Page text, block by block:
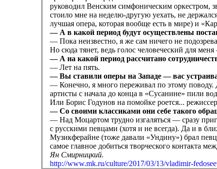
руководил Венским симфоническим оркестром,
стоило мне на неделю-другую уехать, не
лучшая опера, которая вообще есть в мире) и
— А в какой период будут осуществлены
— Пока неизвестно, я же сам ничего не
Но сюда тянет, ведь голос человеческий для
— А на какой период рассчитано
— Лет на пять.
— Вы ставили оперы на Западе — вас
— Конечно, я много переживал по этому поводу.
артисты с начала до конца в «Сусанине» пили
Или Борис Годунов на помойке роется...
— Cо своими классиками они себе такого
— Над Моцартом трудно изгаляться — сразу
с русскими певцами (хотя и не всегда). Да и в
Музикферайне (тоже давали «Ундину») брал
самое главное добиться творческого контакта
Ян Смирницкий.
http://www.mk.ru/culture/2017/03/13/vladimir-